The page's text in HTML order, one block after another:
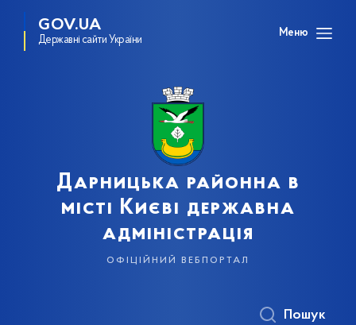
GOV.UA
Державні сайти України
Меню
Дарницька районна в
місті Києві державна
адміністрація
офіційний вебпортал
Пошук